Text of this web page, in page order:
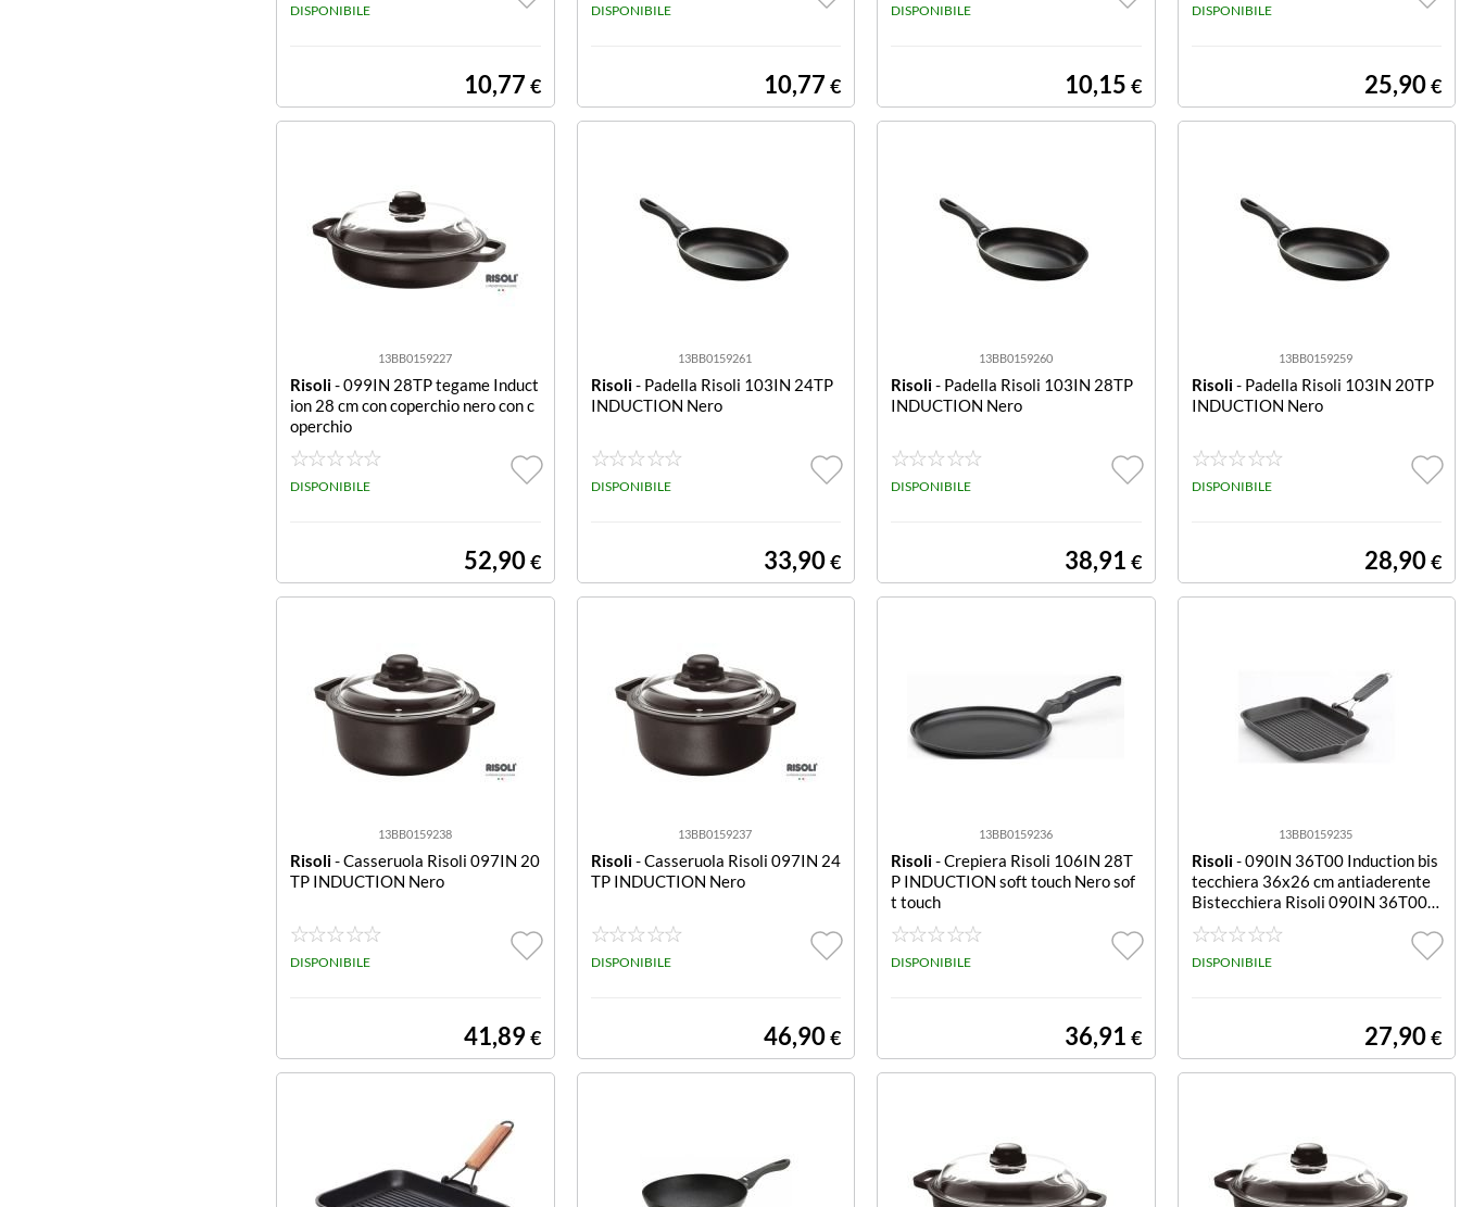
DISPONIBILE
10,77 €
DISPONIBILE
10,77 €
DISPONIBILE
10,15 €
DISPONIBILE
25,90€
13BB0159227
Risoli- 099IN 28TP tegame Induct
ion 28 cm con coperchio nero con c
operchio
DISPONIBILE
52,90€
13BB0159261
Risoli- Padella Risoli 103IN 24TP
INDUCTION Nero
DISPONIBILE
33,90€
13BB0159260
Risoli- Padella Risoli 103IN 28TP
INDUCTION Nero
DISPONIBILE
38,91 €
13BB0159259
Risoli- Padella Risoli 103IN 20TP
INDUCTION Nero
DISPONIBILE
28,90€
13BB0159238
Risoli- Casseruola Risoli 097IN 20
TP INDUCTION Nero
DISPONIBILE
41,89€
13BB0159237
Risoli- Casseruola Risoli 097IN 24
TP INDUCTION Nero
DISPONIBILE
46,90€
13BB0159236
Risoli- Crepiera Risoli 106IN 28T
P INDUCTION soft touch Nero sof
t touch
DISPONIBILE
36,91 €
13BB0159235
Risoli- 090IN 36T00 Induction bis
tecchiera 36x26 cm antiaderente
Bistecchiera Risoli 090IN 36T00 I
NDUCTION Nero
DISPONIBILE
27,90€